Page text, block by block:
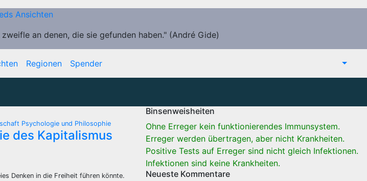
Ansichten
an denen, die sie gefunden haben." (André Gide)
Regionen Spender
Psychologie und Philosophie
des Kapitalismus
Denken in die Freiheit führen könnte.
Binsenweisheiten
Ohne Erreger kein funktionierendes Immunsystem.
Erreger werden übertragen, aber nicht Krankheiten.
Positive Tests auf Erreger sind nicht gleich Infektionen.
Infektionen sind keine Krankheiten.
Neueste Kommentare